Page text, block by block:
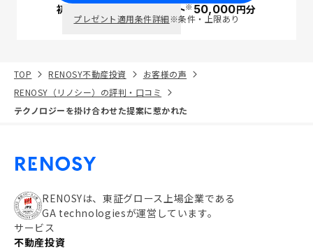
初回面談で ポイント※50,000円分
プレゼント適用条件詳細※条件・上限あり
TOP RENOSY不動産投資
お客様の声
RENOSY（リノシー）の評判・口コミ
テクノロジーを掛け合わせた提案に惹かれた
RENOSYは、東証グロース上場企業である
GA technologiesが運営しています。
サービス
不動産投資